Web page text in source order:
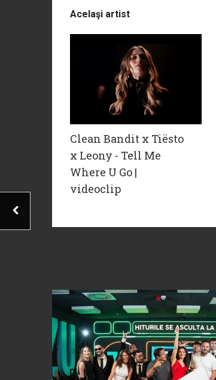
Acelaşi artist
Clean Bandit x Tiësto
x Leony - Tell Me
Where U Go |
videoclip